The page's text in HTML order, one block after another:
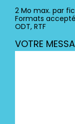
2 Mo max. par
Formats acceptés
ODT, RTF
VOTRE